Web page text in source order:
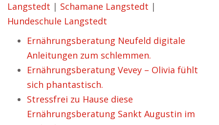
Langstedt | Schamane Langstedt |
Hundeschule Langstedt
Ernährungsberatung Neufeld digitale
Anleitungen zum schlemmen.
Ernährungsberatung Vevey – Olivia fühlt
sich phantastisch.
Stressfrei zu Hause diese
Ernährungsberatung Sankt Augustin im